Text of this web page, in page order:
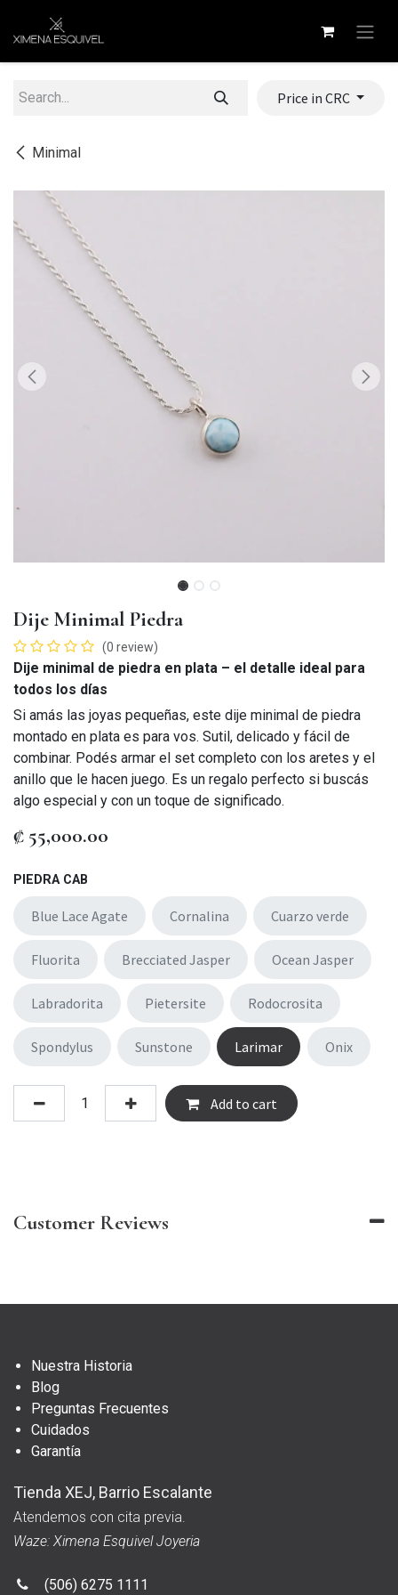
Minimal
Price in CRC
Dije Minimal Piedra
(0 review)
Dije minimal de piedra en plata – el detalle ideal para
todos los días
Si amás las joyas pequeñas, este dije minimal de piedra
montado en plata es para vos. Sutil, delicado y fácil de
combinar. Podés armar el set completo con los aretes y el
anillo que le hacen juego. Es un regalo perfecto si buscás
algo especial y con un toque de significado.
₡ 55,000.00
PIEDRA CAB
Blue Lace Agate Cornalina Cuarzo verde
Fluorita Brecciated Jasper Ocean Jasper
Labradorita Pietersite Rodocrosita
Spondylus Sunstone Larimar Onix
Add to cart
Customer Reviews
Nuestra Historia
Blog
Preguntas Frecuentes
Cuidados
Garantía
Tienda XEJ, Barrio Escalante
Atendemos con cita previa.
Waze: Ximena Esquivel Joyeria
(506) 6275 1111